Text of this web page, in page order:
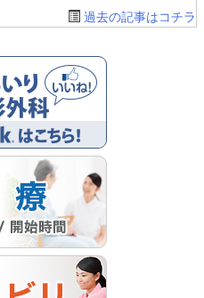
過去の記事はコチラ